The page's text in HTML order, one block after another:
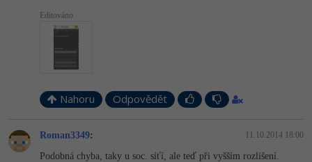
Editováno
Nahoru Odpovědět
Roman3349: 11.10.2014 18:00
Podobná chyba, taky u soc. síťí, ale teď při vyšším rozlišení.